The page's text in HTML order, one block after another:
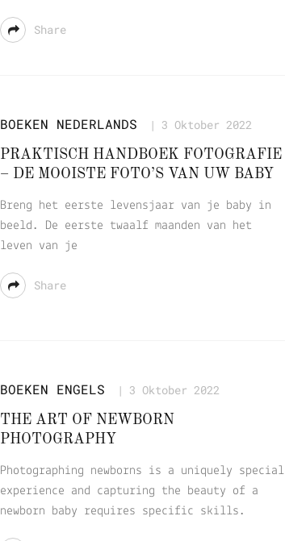
Share
BOEKEN NEDERLANDS 3 Oktober 2022
PRAKTISCH HANDBOEK FOTOGRAFIE
– DE MOOISTE FOTO’S VAN UW BABY
Breng het eerste levensjaar van je baby in
beeld. De eerste twaalf maanden van het
leven van je
Share
BOEKEN ENGELS 3 Oktober 2022
THE ART OF NEWBORN
PHOTOGRAPHY
Photographing newborns is a uniquely special
experience and capturing the beauty of a
newborn baby requires specific skills.